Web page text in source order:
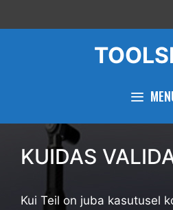
KUIDAS
Kui Teil on juba kasutusel